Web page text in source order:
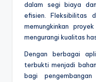
dalam segi biaya
efisien. Fleksibilitas
memungkinkan
mengurangi kualitas
Dengan berbagai
terbukti menjadi
bagi